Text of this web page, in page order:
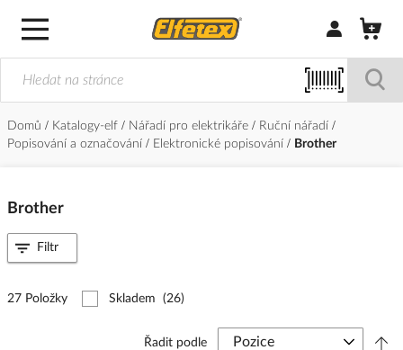
Přihlásit/
Domů Katalogy-elf Nářadí pro elektrikáře
Ruční nářadí
Popisování a označování
Elektronické popisování Brother
Brother
27 Položky Skladem (26)
Řadit podle
Filtr